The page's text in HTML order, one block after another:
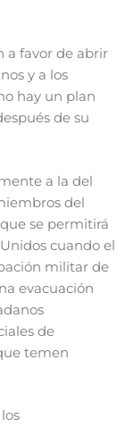
a favor de abrir
y a los
hay un plan
de su
a la del
del
se permitirá
cuando el
militar de
evacuación
de
temen